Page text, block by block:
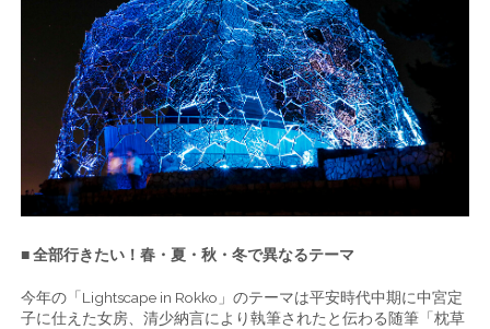
■ 全部行きたい！春・夏・秋・冬で異なるテーマ
今年の「Lightscape in Rokko」のテーマは平安時代中期に中宮定
子に仕えた女房、清少納言により執筆されたと伝わる随筆「枕草